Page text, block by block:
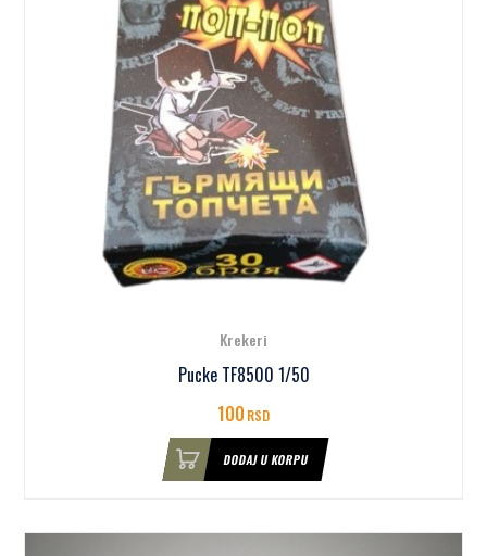
Krekeri
Pucke TF8500 1/50
100RSD
DODAJ U KORPU